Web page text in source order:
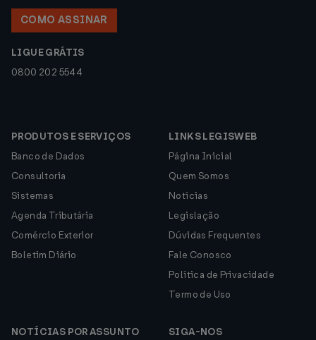
COMO ASSINAR
LIGUE GRÁTIS
0800 202 5544
PRODUTOS E SERVIÇOS
Banco de Dados
Consultoria
Sistemas
Agenda Tributária
Comércio Exterior
Boletim Diário
LINKS LEGISWEB
Página Inicial
Quem Somos
Notícias
Legislação
Dúvidas Frequentes
Fale Conosco
Política de Privacidade
Termo de Uso
NOTÍCIAS POR ASSUNTO
SIGA-NOS